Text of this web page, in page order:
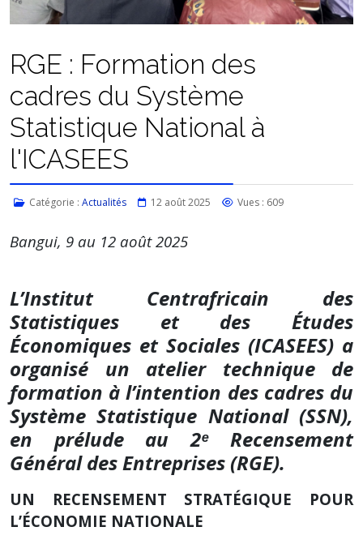
RGE : Formation des
cadres du Système
Statistique National à
l'ICASEES
Catégorie : Actualités 12 août 2025 Vues : 609
Bangui, 9 au 12 août 2025
L’Institut Centrafricain des
Statistiques et des Études
Économiques et Sociales (ICASEES) a
organisé un atelier technique de
formation à l’intention des cadres du
Système Statistique National (SSN),
en prélude au 2ᵉ Recensement
Général des Entreprises (RGE).
UN RECENSEMENT STRATÉGIQUE POUR
L’ÉCONOMIE NATIONALE